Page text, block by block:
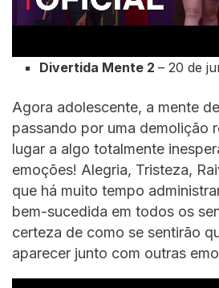
Divertida Mente 2– 20 de
Agora adolescente, a mente
passando por uma demolição
lugar a algo totalmente
emoções! Alegria, Tristeza,
que há muito tempo
bem-sucedida em todos os
certeza de como se sentirão
aparecer junto com outras